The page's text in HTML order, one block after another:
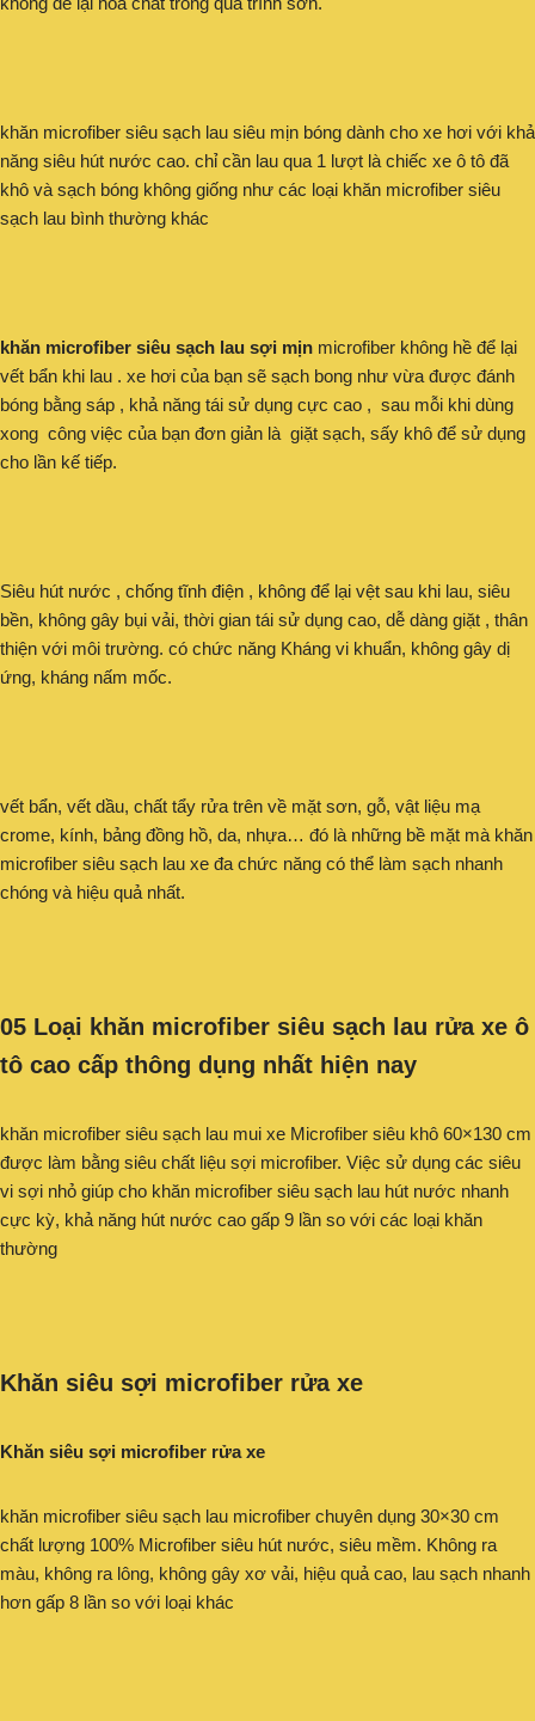
khăn microfiber siêu sạch lau siêu mịn bóng dành cho xe hơi với khả
năng siêu hút nước cao. chỉ cần lau qua 1 lượt là chiếc xe ô tô đã
khô và sạch bóng không giống như các loại khăn microfiber siêu
sạch lau bình thường khác
khăn microfiber siêu sạch lau sợi mịn microfiber không hề để lại
vết bẩn khi lau . xe hơi của bạn sẽ sạch bong như vừa được đánh
bóng bằng sáp , khả năng tái sử dụng cực cao , sau mỗi khi dùng
xong công việc của bạn đơn giản là giặt sạch, sấy khô để sử dụng
cho lần kế tiếp.
Siêu hút nước , chống tĩnh điện , không để lại vệt sau khi lau, siêu
bền, không gây bụi vải, thời gian tái sử dụng cao, dễ dàng giặt , thân
thiện với môi trường. có chức năng Kháng vi khuẩn, không gây dị
ứng, kháng nấm mốc.
vết bẩn, vết dầu, chất tẩy rửa trên về mặt sơn, gỗ, vật liệu mạ
crome, kính, bảng đồng hồ, da, nhựa… đó là những bề mặt mà khăn
microfiber siêu sạch lau xe đa chức năng có thể làm sạch nhanh
chóng và hiệu quả nhất.
05 Loại khăn microfiber siêu sạch lau rửa xe ô
tô cao cấp thông dụng nhất hiện nay
khăn microfiber siêu sạch lau mui xe Microfiber siêu khô 60×130 cm
được làm bằng siêu chất liệu sợi microfiber. Việc sử dụng các siêu
vi sợi nhỏ giúp cho khăn microfiber siêu sạch lau hút nước nhanh
cực kỳ, khả năng hút nước cao gấp 9 lần so với các loại khăn
thường
Khăn siêu sợi microfiber rửa xe
Khăn siêu sợi microfiber rửa xe
khăn microfiber siêu sạch lau microfiber chuyên dụng 30×30 cm
chất lượng 100% Microfiber siêu hút nước, siêu mềm. Không ra
màu, không ra lông, không gây xơ vải, hiệu quả cao, lau sạch nhanh
hơn gấp 8 lần so với loại khác